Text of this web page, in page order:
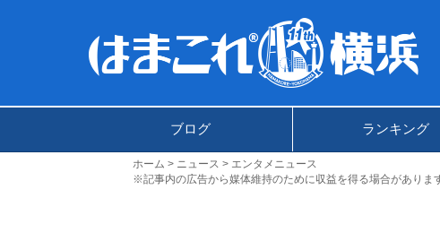
ブログ ランキング
ホーム ニュース
エンタメニュース
※記事内の広告から媒体維持のために収益を得る場合がありま